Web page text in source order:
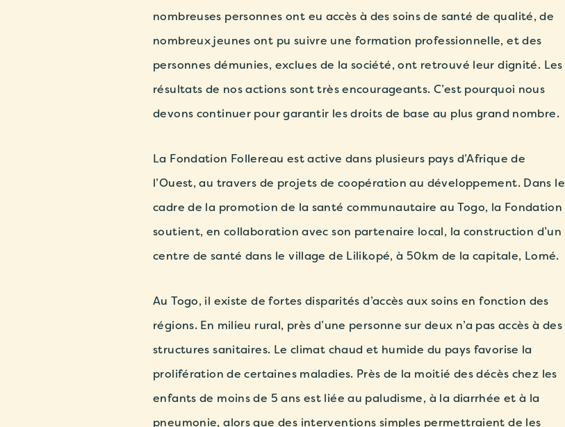
nombreuses personnes ont eu accès à des soins de santé de qualité, de
nombreux jeunes ont pu suivre une formation professionnelle, et des
personnes démunies, exclues de la société, ont retrouvé leur dignité. Les
résultats de nos actions sont très encourageants. C’est pourquoi nous
devons continuer pour garantir les droits de base au plus grand nombre.
La Fondation Follereau est active dans plusieurs pays d’Afrique de
l’Ouest, au travers de projets de coopération au développement.Dans le
cadre de la promotion de la santé communautaire au Togo, la Fondation
soutient, en collaboration avec son partenaire local, la construction d’un
centre de santé dans le village de Lilikopé, à 50km de la capitale, Lomé.
Au Togo, il existe de fortes disparités d’accès aux soins en fonction des
régions. En milieu rural, près d’une personne sur deux n’a pas accès à des
structures sanitaires. Le climat chaud et humide du pays favorise la
prolifération de certaines maladies. Près de la moitié des décès chez les
enfants de moins de 5 ans est liée au paludisme, à la diarrhée et à la
pneumonie, alors que des interventions simples permettraient de les